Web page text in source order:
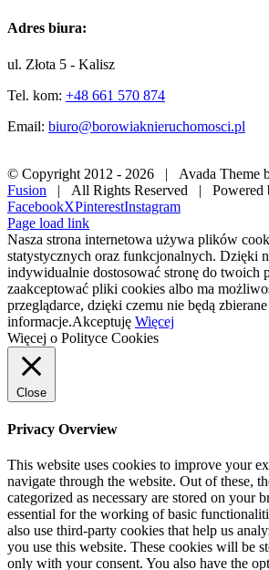
Adres biura:
ul. Złota 5 - Kalisz
Tel. kom: +48 661 570 874
Email: biuro@borowiaknieruchomosci.pl
© Copyright 2012 - 2026 | Avada Theme
Fusion | All Rights Reserved | Powered
FacebookXPinterestInstagram
Page load link
Nasza strona internetowa używa plików
statystycznych oraz funkcjonalnych. Dzięki
indywidualnie dostosować stronę do twoich
zaakceptować pliki cookies albo ma
przeglądarce, dzięki czemu nie będą
informacje.Akceptuję Więcej
Więcej o Polityce Cookies
Close
Privacy Overview
This website uses cookies to improve your
navigate through the website. Out of these,
categorized as necessary are stored on your
essential for the working of basic
also use third-party cookies that help us
you use this website. These cookies will be
only with your consent. You also have the